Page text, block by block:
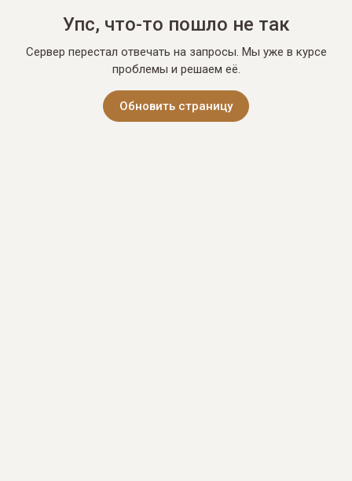
Упс, что-то пошло не так
Сервер перестал отвечать на запросы. Мы уже в курсе
проблемы и решаем её.
Обновить страницу